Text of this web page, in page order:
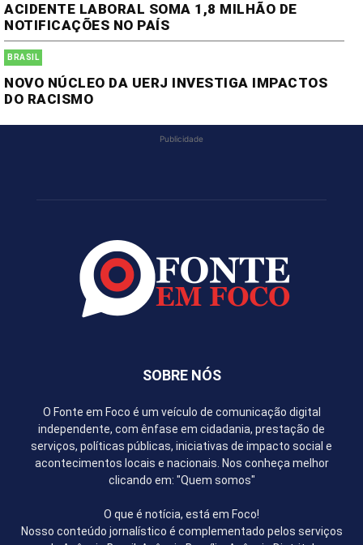
ACIDENTE LABORAL SOMA 1,8 MILHÃO DE
NOTIFICAÇÕES NO PAÍS
BRASIL
NOVO NÚCLEO DA UERJ INVESTIGA IMPACTOS
DO RACISMO
Publicidade
SOBRE NÓS
O Fonte em Foco é um veículo de comunicação digital
independente, com ênfase em cidadania, prestação de
serviços, políticas públicas, iniciativas de impacto social e
acontecimentos locais e nacionais. Nos conheça melhor
clicando em: "Quem somos"
O que é notícia, está em Foco!
Nosso conteúdo jornalístico é complementado pelos serviços